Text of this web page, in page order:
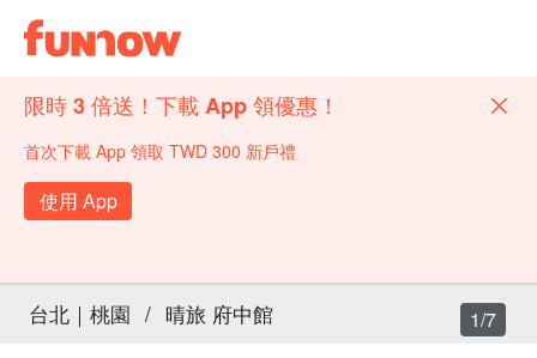
限時 3 倍送！下載 App 領優惠！
首次下載 App 領取 TWD 300 新戶禮
使用 App
台北｜桃園 / 晴旅 府中館 1/7